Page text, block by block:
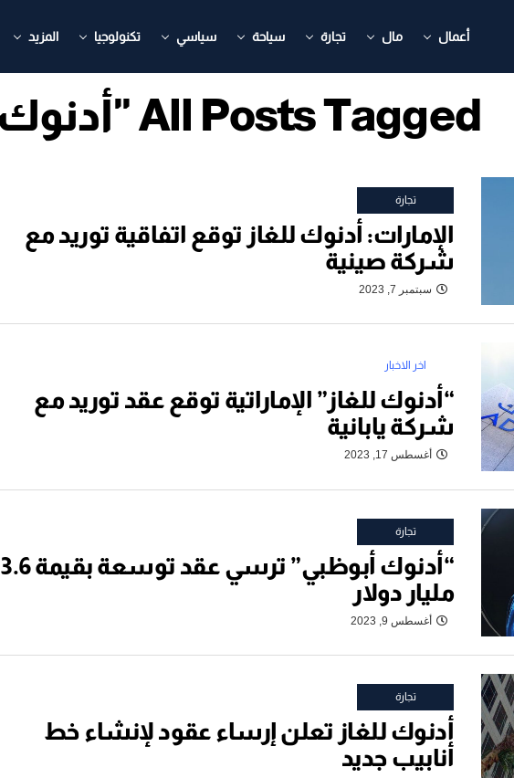
أعمال مال تجارة سياحة سياسي تكنولوجيا المزيد
All Posts Tagged "أدنوك للغاز"
تجارة
الإمارات: أدنوك للغاز توقع اتفاقية توريد مع
شركة صينية
سبتمبر 7, 2023
اخر الاخبار
“أدنوك للغاز” الإماراتية توقع عقد توريد مع
شركة يابانية
أغسطس 17, 2023
تجارة
“أدنوك أبوظبي” ترسي عقد توسعة بقيمة 3.6
مليار دولار
أغسطس 9, 2023
تجارة
أدنوك للغاز تعلن إرساء عقود لإنشاء خط
أنابيب جديد